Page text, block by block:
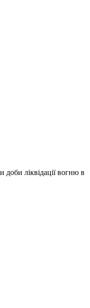
доби ліквідації вогню в